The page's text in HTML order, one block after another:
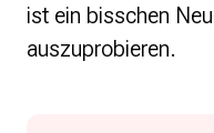
ist ein bisschen
auszuprobieren.